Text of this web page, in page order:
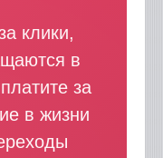
клики,
в
за
в жизни